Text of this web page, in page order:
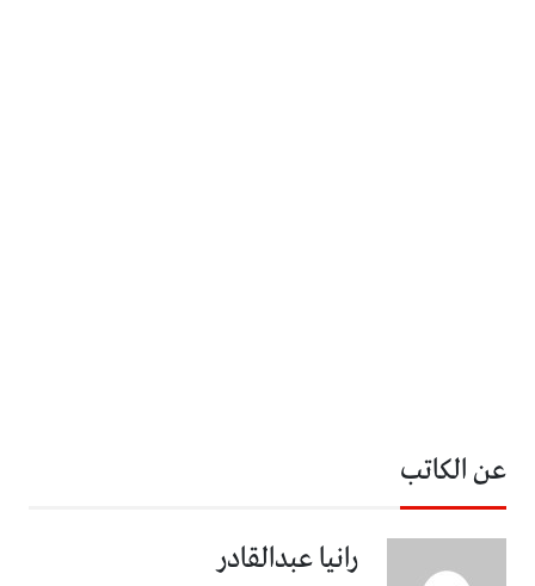
عن الكاتب
رانيا عبدالقادر